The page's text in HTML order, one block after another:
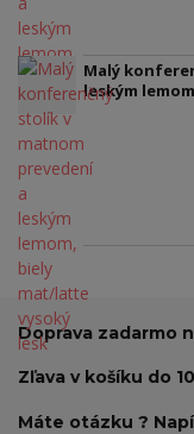
Malý
leským
Doprava zadarmo
Zľava v košíku do
Máte otázku ?